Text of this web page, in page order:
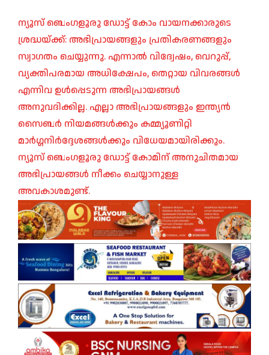
ന്യൂസ് ബെംഗളൂരു ഡോട്ട് കോം വായനക്കാരുടെ
ശ്രദ്ധയ്ക്ക്: അഭിപ്രായങ്ങളും പ്രതികരണങ്ങളും
സ്വാഗതം ചെയ്യുന്നു. എന്നാൽ വിദ്വേഷം, വെറുപ്പ്,
വ്യക്തിപരമായ അധിക്ഷേപം, തെറ്റായ വിവരങ്ങൾ
എന്നിവ ഉൾപ്പെടുന്ന അഭിപ്രായങ്ങൾ
അനുവദിക്കില്ല. എല്ലാ അഭിപ്രായങ്ങളും ഇന്ത്യൻ
സൈബർ നിയമങ്ങൾക്കും കമ്മ്യൂണിറ്റി
മാർഗ്ഗനിർദ്ദേശങ്ങൾക്കും വിധേയമായിരിക്കും.
ന്യൂസ് ബെംഗളൂരു ഡോട്ട് കോമിന് അനുചിതമായ
അഭിപ്രായങ്ങൾ നീക്കം ചെയ്യാനുള്ള
അവകാശമുണ്ട്.